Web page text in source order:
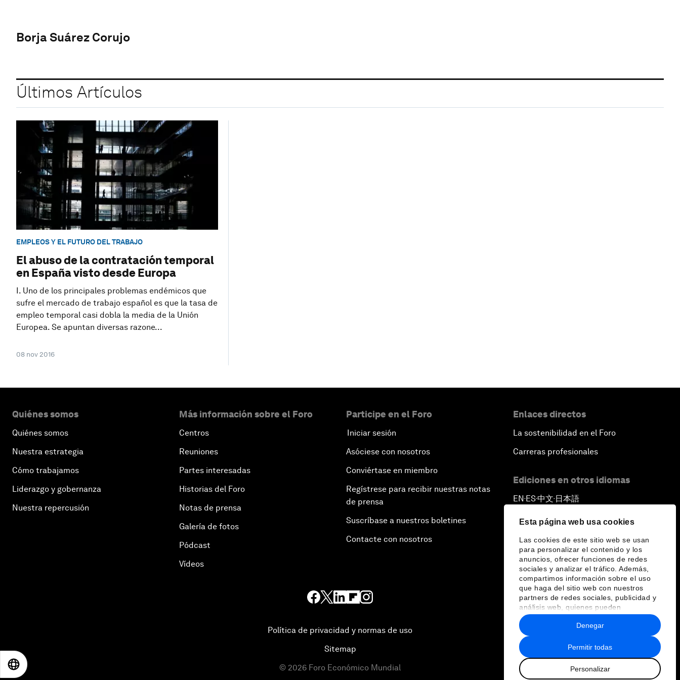
Esta página web usa cookies
Las cookies de este sitio web se usan
para personalizar el contenido y los
anuncios, ofrecer funciones de redes
sociales y analizar el tráfico. Además,
compartimos información sobre el uso
que haga del sitio web con nuestros
partners de redes sociales, publicidad y
análisis web, quienes pueden
combinarla con otra información que les
haya proporcionado o que hayan
recopilado a partir del uso que haya
hecho de sus servicios.
Permitir todas
Personalizar
Denegar
Borja Suárez Corujo
Últimos Artículos
EMPLEOS Y EL FUTURO DEL TRABAJO
El abuso de la contratación temporal
en España visto desde Europa
I. Uno de los principales problemas endémicos que
sufre el mercado de trabajo español es que la tasa de
empleo temporal casi dobla la media de la Unión
Europea. Se apuntan diversas razone...
08 nov 2016
Quiénes somos
Quiénes somos
Nuestra estrategia
Cómo trabajamos
Liderazgo y gobernanza
Nuestra repercusión
Más información sobre el Foro
Centros
Reuniones
Partes interesadas
Historias del Foro
Notas de prensa
Galería de fotos
Pódcast
Vídeos
Participe en el Foro
Iniciar sesión
Asóciese con nosotros
Conviértase en miembro
Regístrese para recibir nuestras notas
de prensa
Suscríbase a nuestros boletines
Contacte con nosotros
Enlaces directos
La sostenibilidad en el Foro
Carreras profesionales
Ediciones en otros idiomas
EN ▪ ES▪中文▪ 日本語
Política de privacidad y normas de uso
Sitemap
© 2026 Foro Económico Mundial